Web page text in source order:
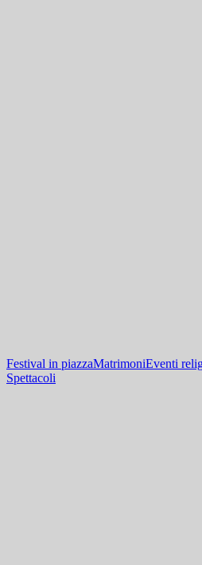
Festival in piazzaMatrimoniEventi
Spettacoli